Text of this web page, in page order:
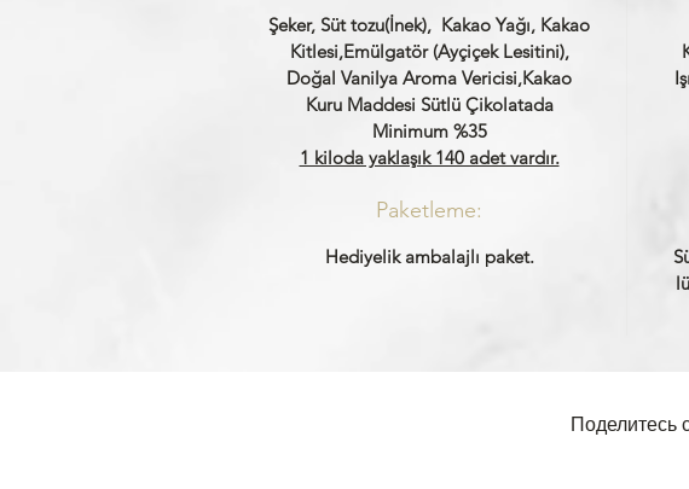
Şeker, Süt tozu(İnek), Kakao Yağı, Kakao
Kitlesi,Emülgatör (Ayçiçek Lesitini),
Doğal Vanilya Aroma Vericisi,Kakao
Kuru Maddesi Sütlü Çikolatada
Minimum %35
1 kiloda yaklaşık 140 adet vardır.
Paketleme:
Hediyelik ambalajlı paket.
Поделитесь